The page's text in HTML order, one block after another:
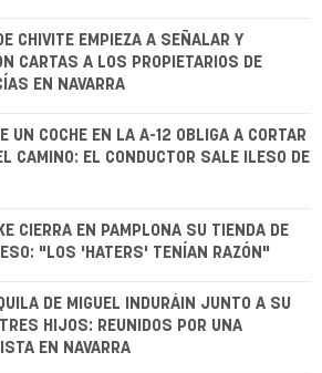
CHIVITE EMPIEZA A SEÑALAR Y
CARTAS A LOS PROPIETARIOS DE
EN NAVARRA
UN COCHE EN LA A-12 OBLIGA A CORTAR
CAMINO: EL CONDUCTOR SALE ILESO DE
CIERRA EN PAMPLONA SU TIENDA DE
"LOS 'HATERS' TENÍAN RAZÓN"
DE MIGUEL INDURÁIN JUNTO A SU
HIJOS: REUNIDOS POR UNA
EN NAVARRA